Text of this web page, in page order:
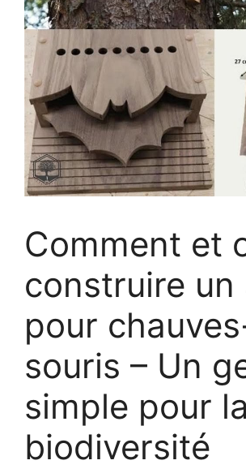
Comment et
construire un
pour
souris – Un
simple pour la
biodiversité